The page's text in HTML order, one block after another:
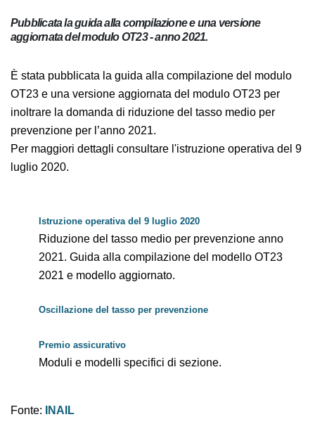
Pubblicata la guida alla compilazione e una versione
aggiornata del modulo OT23 - anno 2021.
È stata pubblicata la guida alla compilazione del
modulo OT23 e una versione aggiornata del modulo
OT23 per inoltrare la domanda di riduzione del tasso
medio per prevenzione per l’anno 2021.
Per maggiori dettagli consultare l'istruzione operativa
del 9 luglio 2020.
Istruzione operativa del 9 luglio 2020
Riduzione del tasso medio per prevenzione anno
2021. Guida alla compilazione del modello OT23
2021 e modello aggiornato.
Oscillazione del tasso per prevenzione
Premio assicurativo
Moduli e modelli specifici di sezione.
Fonte:INAIL